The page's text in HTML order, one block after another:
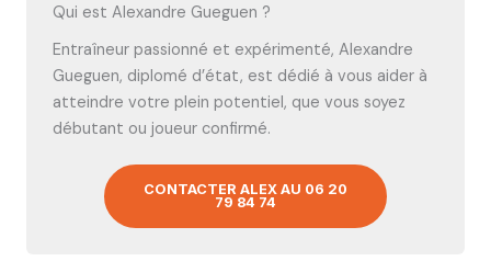
Qui est Alexandre Gueguen ?
Entraîneur passionné et expérimenté, Alexandre
Gueguen, diplomé d’état, est dédié à vous aider à
atteindre votre plein potentiel, que vous soyez
débutant ou joueur confirmé.
CONTACTER ALEX AU 06 20
79 84 74